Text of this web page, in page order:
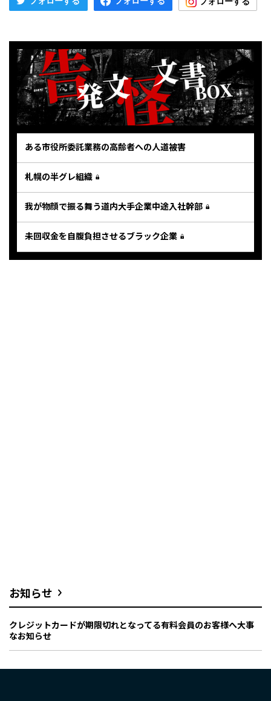
ある市役所委託業務の高齢者への人道被害
札幌の半グレ組織
我が物顔で振る舞う道内大手企業中途入社幹部
未回収金を自腹負担させるブラック企業
お知らせ
クレジットカードが期限切れとなってる有料会員のお客様へ大事
なお知らせ